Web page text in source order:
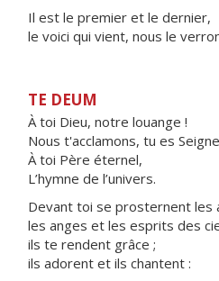
Il est le premier et le dernier,
le voici qui vient, nous le
TE DEUM
À toi Dieu, notre louange !
Nous t'acclamons, tu es
À toi Père éternel,
L’hymne de l’univers.
Devant toi se prosternent les
les anges et les esprits des
ils te rendent grâce ;
ils adorent et ils chantent :